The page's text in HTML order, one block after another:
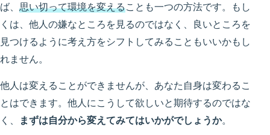
ば、 思い切って環境を変えることも一つの方法です。もし
くは、他人の嫌なところを見るのではなく、良いところを
見つけるように考え方をシフトしてみることもいいかもし
れません。
他人は変えることができませんが、あなた自身は変わるこ
とはできます。他人にこうして欲しいと期待するのではな
く、
まずは自分から変えてみてはいかがでしょうか。